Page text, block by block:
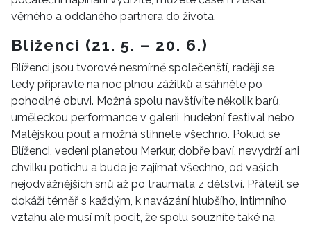
věrného a oddaného partnera do života.
Blíženci (21. 5. – 20. 6.)
Blíženci jsou tvorové nesmírně společenští, raději se
tedy připravte na noc plnou zážitků a sáhněte po
pohodlné obuvi. Možná spolu navštívíte několik barů,
uměleckou performance v galerii, hudební festival nebo
Matějskou pouť a možná stihnete všechno. Pokud se
Blíženci, vedeni planetou Merkur, dobře baví, nevydrží ani
chvilku potichu a bude je zajímat všechno, od vašich
nejodvážnějších snů až po traumata z dětství. Přátelit se
dokáží téměř s každým, k navázání hlubšího, intimního
vztahu ale musí mít pocit, že spolu souzníte také na